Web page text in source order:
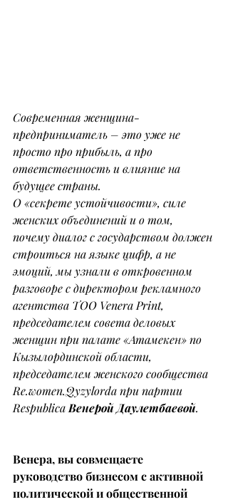
Современная женщина-
предприниматель – это уже не
просто про прибыль, а про
ответственность и влияние на
будущее страны.
О «секрете устойчивости», силе
женских объединений и о том,
почему диалог с государством должен
строиться на языке цифр, а не
эмоций, мы узнали в откровенном
разговоре с директором рекламного
агентства ТОО Venera Print,
председателем совета деловых
женщин при палате «Атамекен» по
Кызылординской области,
председателем женского сообщества
Re.women.Qyzylorda при партии
Respublica Венерой Даулетбаевой.
Венера, вы совмещаете
руководство бизнесом с активной
политической и общественной